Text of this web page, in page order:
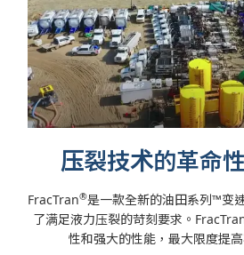
压裂技术的革命
FracTran®是一款全新的油田系列™变
了满足液力压裂的苛刻要求。
性和强大的性能，最大限度提